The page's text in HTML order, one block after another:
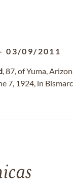
03/09/2011
, 87, of Yuma,
7, 1924, in